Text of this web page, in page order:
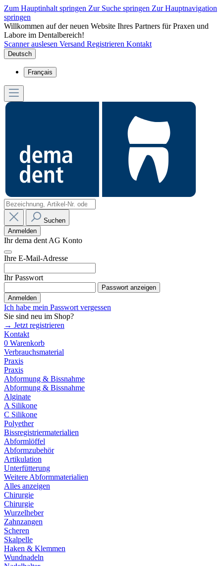
Zum Hauptinhalt springen Zur Suche springen Zur Hauptnavigation
springen
Willkommen auf der neuen Website Ihres Partners für Praxen und
Labore im Dentalbereich!
Scanner auslesen Versand Registrieren Kontakt
Deutsch
Français
Suchen
Anmelden
Ihr dema dent AG Konto
Ihre E-Mail-Adresse
Ihr Passwort
Passwort anzeigen
Anmelden
Ich habe mein Passwort vergessen
Sie sind neu im Shop?
→ Jetzt registrieren
Kontakt
0 Warenkorb
Verbrauchsmaterial
Praxis
Praxis
Abformung & Bissnahme
Abformung & Bissnahme
Alginate
A Silikone
C Silikone
Polyether
Bissregistriermaterialien
Abformlöffel
Abformzubehör
Artikulation
Unterfütterung
Weitere Abformmaterialien
Alles anzeigen
Chirurgie
Chirurgie
Wurzelheber
Zahnzangen
Scheren
Skalpelle
Haken & Klemmen
Wundnadeln